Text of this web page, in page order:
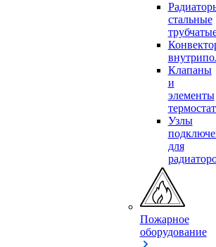
стальные
Клапаны
и
элементы
Узлы
для
Пожарное
оборудование